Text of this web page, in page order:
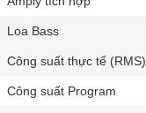
Loa Bass
Công suất thực tế (RMS)
Công suất Program